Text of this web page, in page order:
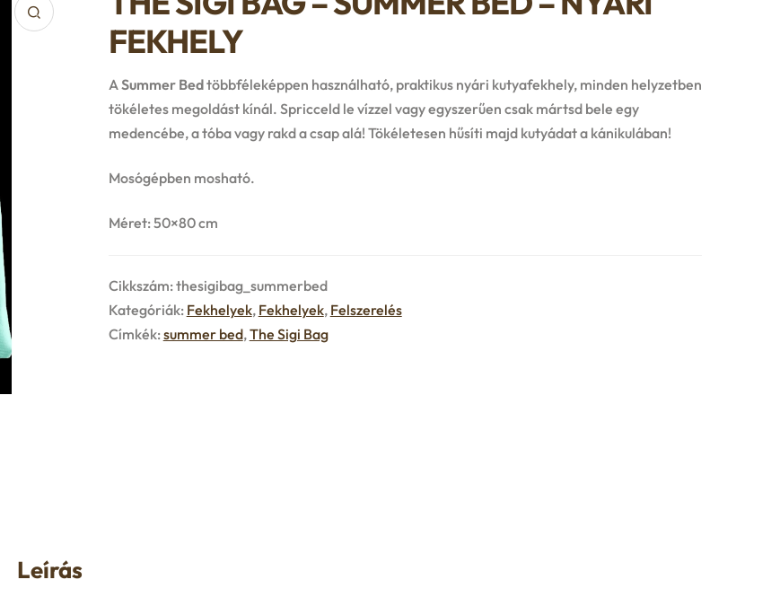
FEKHELY
ASummer Bedtöbbféleképpen használható, praktikus nyári kutyafekhely, minden helyzetben
tökéletes megoldást kínál. Spricceld le vízzel vagy egyszerűen csak mártsd bele egy
medencébe, a tóba vagy rakd a csap alá! Tökéletesen hűsíti majd kutyádat a kánikulában!
Mosógépben mosható.
Méret: 50×80 cm
Cikkszám:thesigibag_summerbed
Kategóriák: Fekhelyek, Fekhelyek, Felszerelés
Címkék:summer bed,The Sigi Bag
Leírás